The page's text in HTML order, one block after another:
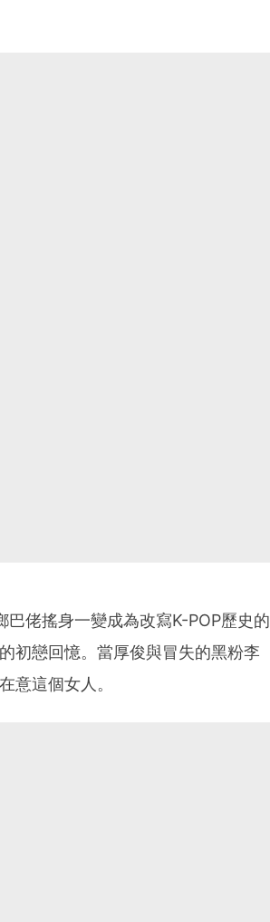
佬搖身一變成為改寫K-POP歷史的
初戀回憶。當厚俊與冒失的黑粉李
意這個女人。